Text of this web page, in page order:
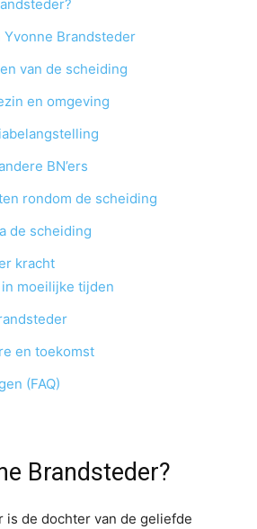
Yvonne Brandsteder
van de scheiding
en omgeving
BN’ers
rondom de scheiding
de scheiding
kracht
moeilijke tijden
en toekomst
(FAQ)
Brandsteder?
is de dochter van de geliefde